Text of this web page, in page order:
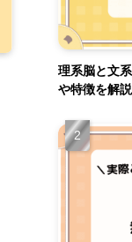
理系脳と文
や特徴を解説